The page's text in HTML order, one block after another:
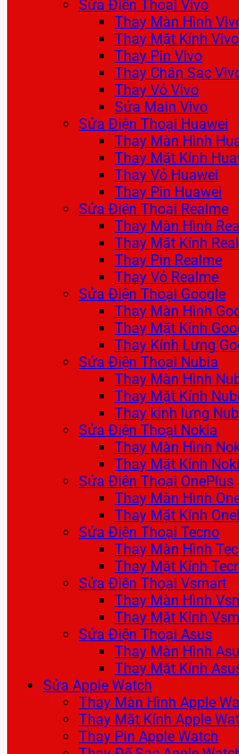
Sửa Điện Thoại Vivo
Thay Màn Hình
Thay Mặt Kính Vivo
Thay Pin Vivo
Thay Chân Sạc
Thay Vỏ Vivo
Sửa Main Vivo
Sửa Điện Thoại Huawei
Thay Màn Hình
Thay Mặt Kính
Thay Vỏ Huawei
Thay Pin Huawei
Sửa Điện Thoại Realme
Thay Màn Hình
Thay Mặt Kính
Thay Pin Realme
Thay Vỏ Realme
Sửa Điện Thoại Google
Thay Màn Hình
Thay Mặt Kính
Thay Kính Lưng
Sửa Điện Thoại Nubia
Thay Màn Hình
Thay Mặt Kính
Thay kính lưng
Sửa Điện Thoại Nokia
Thay Màn Hình
Thay Mặt Kính
Sửa Điện Thoại OnePlus
Thay Màn Hình
Thay Mặt Kính
Sửa Điện Thoại Tecno
Thay Màn Hình
Thay Mặt Kính
Sửa Điện Thoại Vsmart
Thay Màn Hình
Thay Mặt Kính
Sửa Điện Thoại Asus
Thay Màn Hình
Thay Mặt Kính
Sửa Apple Watch
Thay Màn Hình Apple
Thay Mặt Kính Apple
Thay Pin Apple Watch